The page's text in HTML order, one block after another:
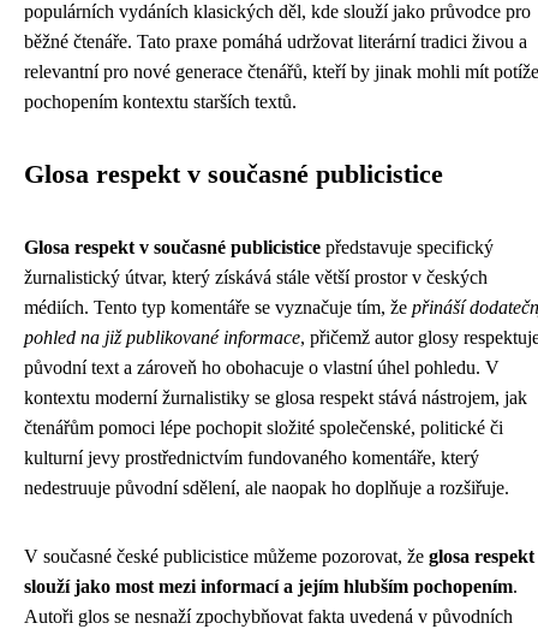
populárních vydáních klasických děl, kde slouží jako průvodce pro
běžné čtenáře. Tato praxe pomáhá udržovat literární tradici živou a
relevantní pro nové generace čtenářů, kteří by jinak mohli mít
pochopením kontextu starších textů.
Glosa respekt v současné publicistice
Glosa respekt v současné publicistice představuje specifický
žurnalistický útvar, který získává stále větší prostor v českých
médiích. Tento typ komentáře se vyznačuje tím, že přináší
pohled na již publikované informace, přičemž autor glosy
původní text a zároveň ho obohacuje o vlastní úhel pohledu. V
kontextu moderní žurnalistiky se glosa respekt stává nástrojem, jak
čtenářům pomoci lépe pochopit složité společenské, politické či
kulturní jevy prostřednictvím fundovaného komentáře, který
nedestruuje původní sdělení, ale naopak ho doplňuje a rozšiřuje.
V současné české publicistice můžeme pozorovat, že glosa respekt
slouží jako most mezi informací a jejím hlubším pochopením.
Autoři glos se nesnaží zpochybňovat fakta uvedená v původních